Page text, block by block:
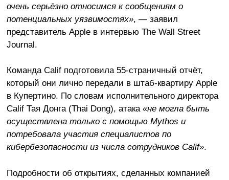
очень серьёзно относимся к сообщениям о
потенциальных уязвимостях», — заявил
представитель Apple в интервью The Wall Street
Journal.
Команда Calif подготовила 55-страничный отчёт,
который они лично передали в штаб-квартиру Apple
в Купертино. По словам исполнительного директора
Calif Тая Донга (Thai Dong), атака «не могла быть
осуществлена только с помощью Mythos и
потребовала участия специалистов по
кибербезопасности из числа сотрудников Calif».
Подробности об открытиях, сделанных компанией